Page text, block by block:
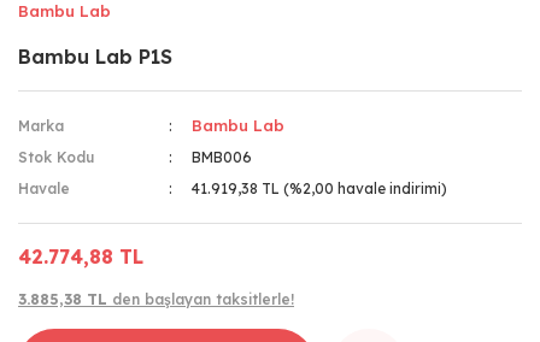
Bambu Lab
Bambu Lab P1S
Marka Bambu Lab
Stok Kodu
BMB006
Havale
41.919,38 TL (%2,00 havale indirimi)
42.774,88 TL
3.885,38 TL den başlayan taksitlerle!